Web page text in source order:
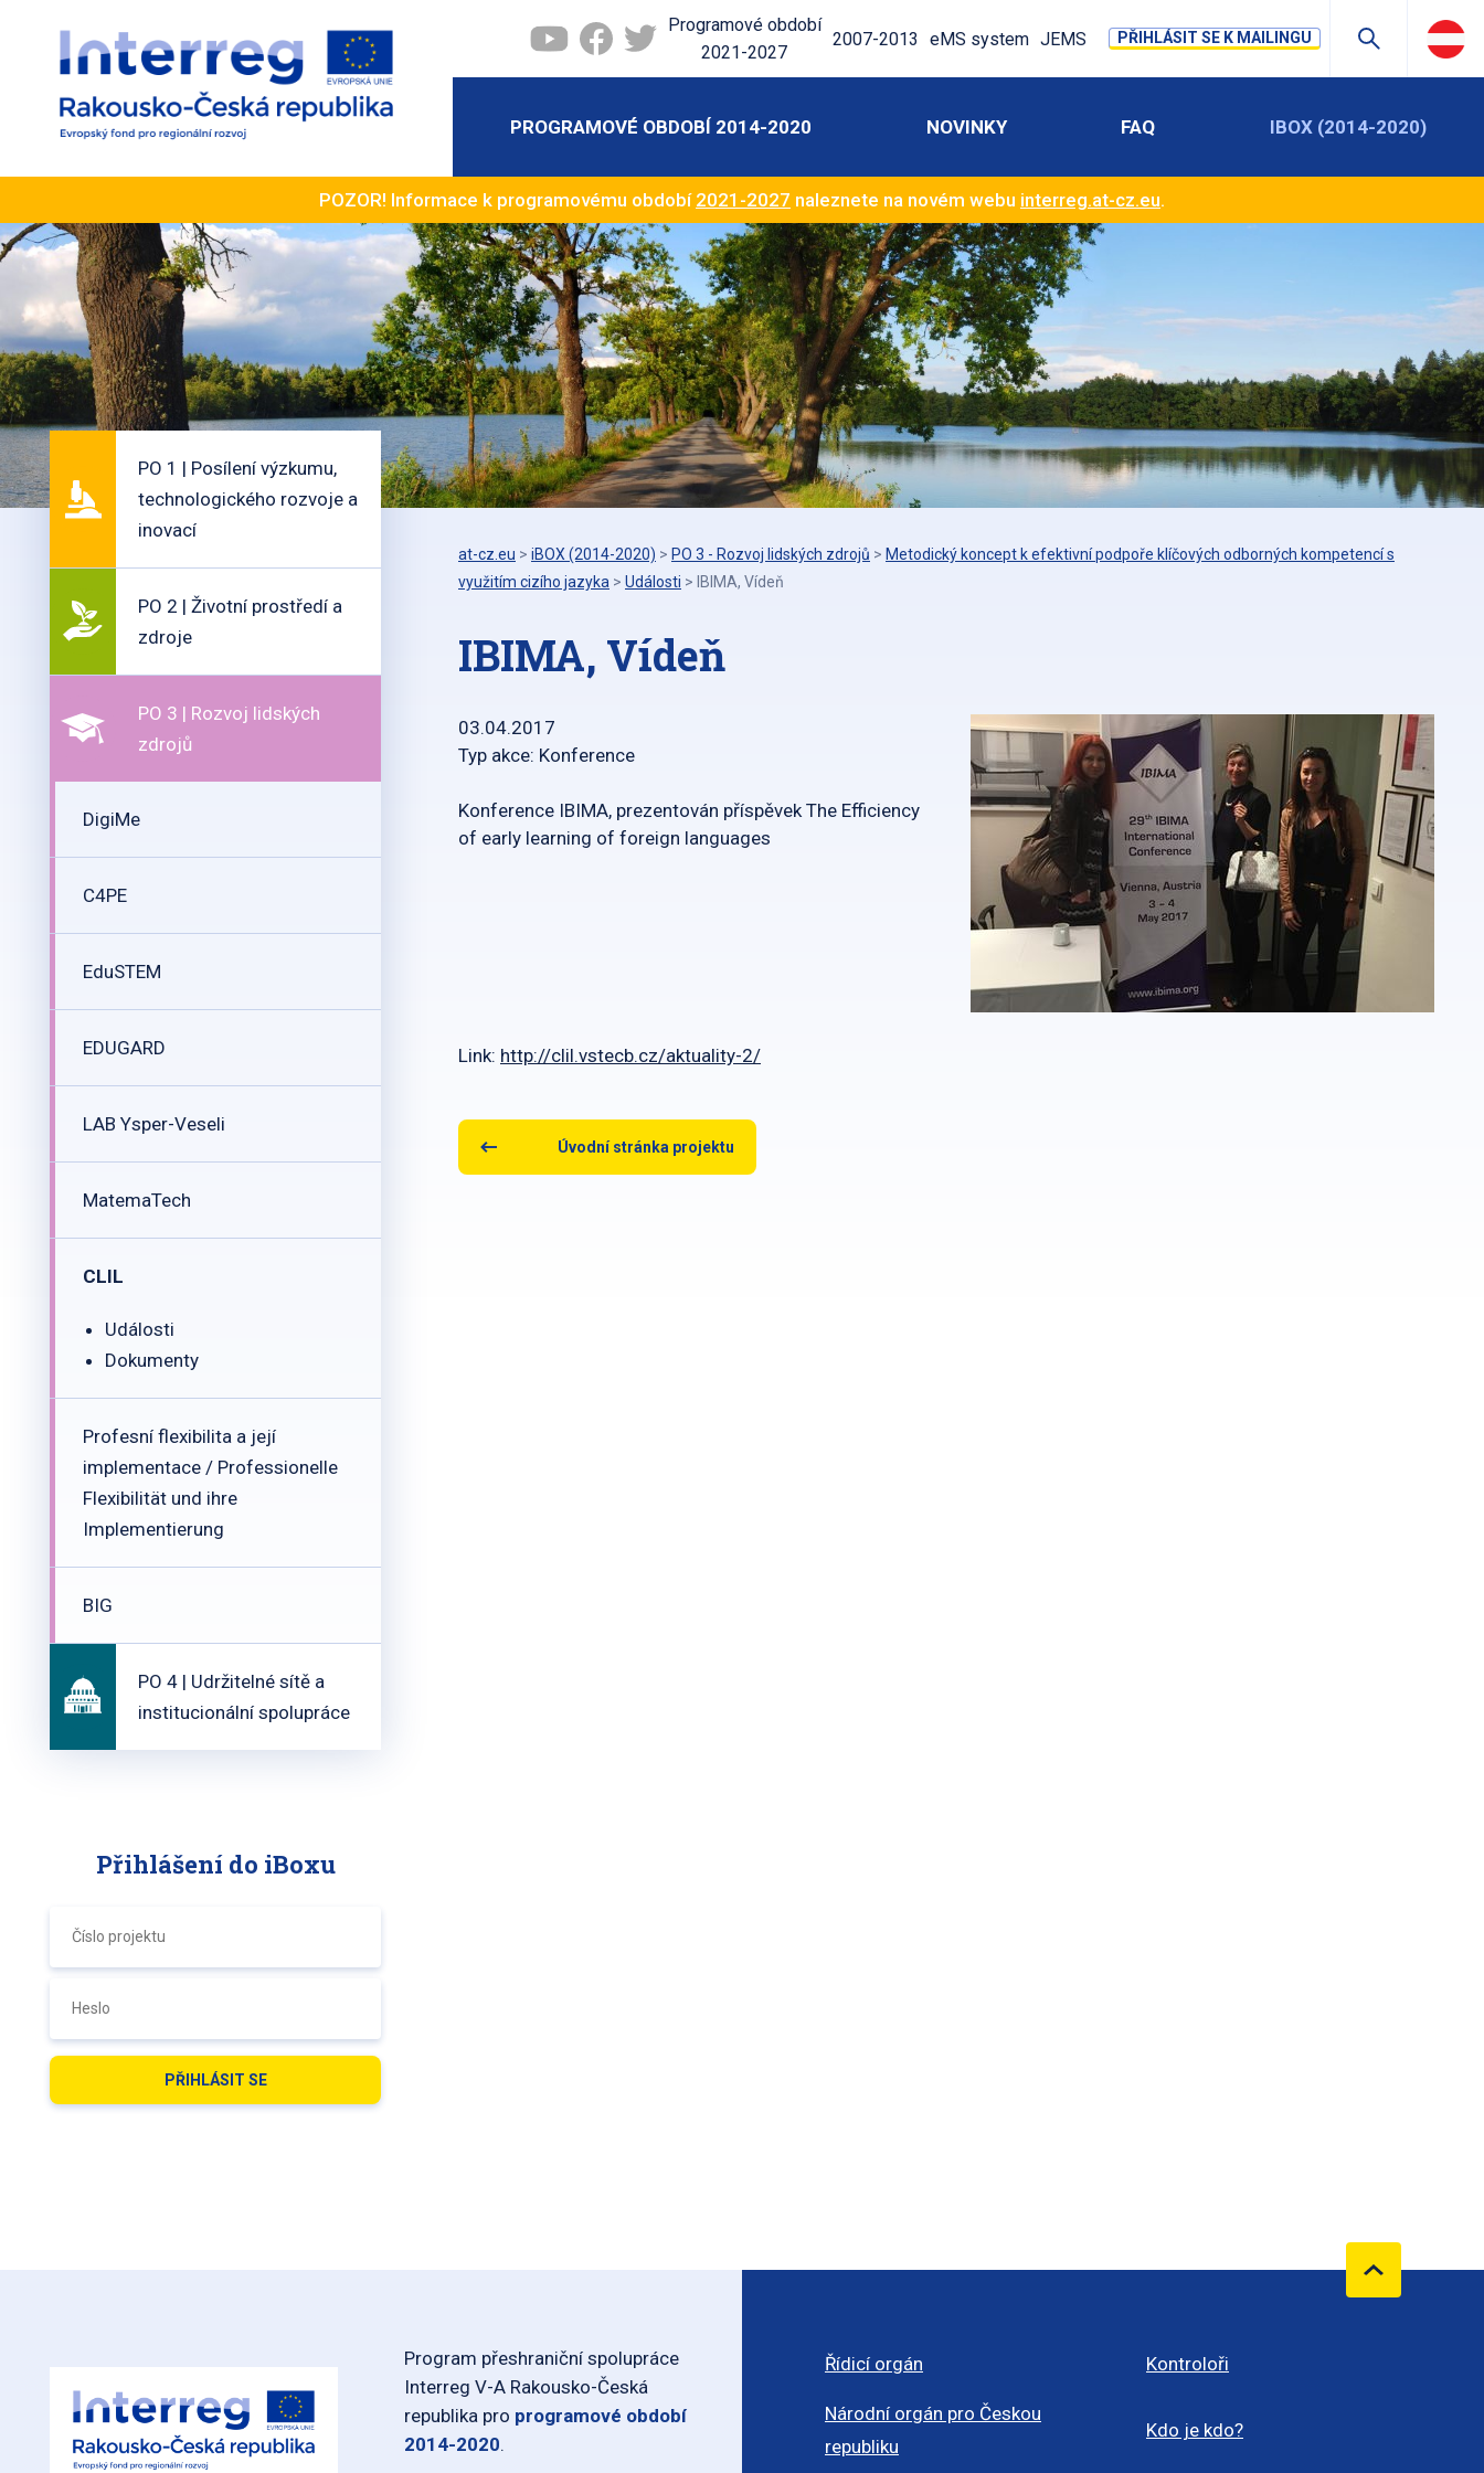
Programové období
2021-2027
2007-2013 eMS system JEMS PŘIHLÁSIT SE K MAILINGU
PROGRAMOVÉ OBDOBÍ 2014-2020 NOVINKY FAQ IBOX (2014-2020)
POZOR! Informace k programovému období 2021-2027 naleznete na novém webu interreg.at-cz.eu.
PO 1 | Posílení výzkumu,
technologického rozvoje a
inovací
PO 2 | Životní prostředí a
zdroje
PO 3 | Rozvoj lidských
zdrojů
DigiMe
C4PE
EduSTEM
EDUGARD
LAB Ysper-Veseli
MatemaTech
CLIL
Události
Dokumenty
Profesní flexibilita a její
implementace / Professionelle
Flexibilität und ihre
Implementierung
BIG
PO 4 | Udržitelné sítě a
institucionální spolupráce
Přihlášení do iBoxu
at-cz.eu > iBOX (2014-2020) > PO 3 - Rozvoj lidských zdrojů > Metodický koncept k efektivní podpoře klíčových odborných kompetencí s
využitím cizího jazyka > Události > IBIMA, Vídeň
IBIMA, Vídeň
03.04.2017
Typ akce: Konference
Konference IBIMA, prezentován příspěvek The Efficiency
of early learning of foreign languages
Link: http://clil.vstecb.cz/aktuality-2/
Úvodní stránka projektu
Program přeshraniční spolupráce
Interreg V-A Rakousko-Česká
republika pro programové období
2014-2020.
Řídicí orgán
Národní orgán pro Českou
republiku
Kontroloři
Kdo je kdo?